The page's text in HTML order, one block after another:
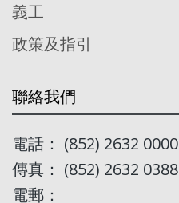
義工
政策及指引
聯絡我們
電話： (852) 2632 0000
傳真： (852) 2632 0388
電郵：